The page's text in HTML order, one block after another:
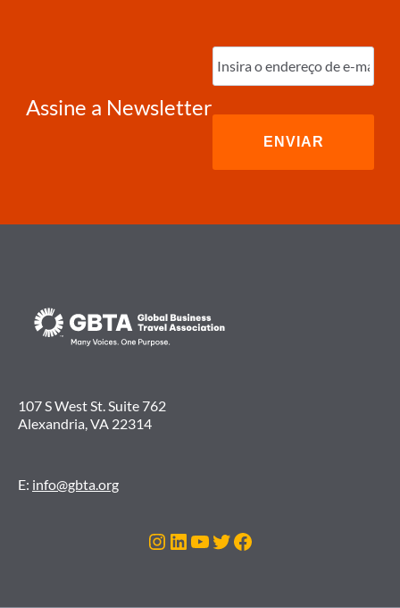
Assine a Newsletter
Digite
o
e-
107 S West St. Suite 762
Alexandria, VA 22314
E: info@gbta.org
Instagram
LinkedIn
Youtube
Twitter
Facebook